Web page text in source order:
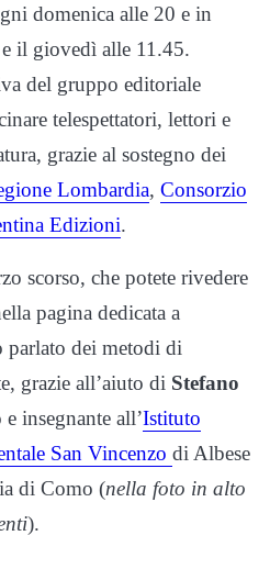
domenica alle 20 e in
il giovedì alle 11.45.
del gruppo editoriale
telespettatori, lettori e
grazie al sostegno dei
Lombardia, Consorzio
Edizioni.
scorso, che potete rivedere
pagina dedicata a
dei metodi di
grazie all’aiuto di Stefano
insegnante all’Istituto
San Vincenzo di Albese
di Como (nella foto in alto
).